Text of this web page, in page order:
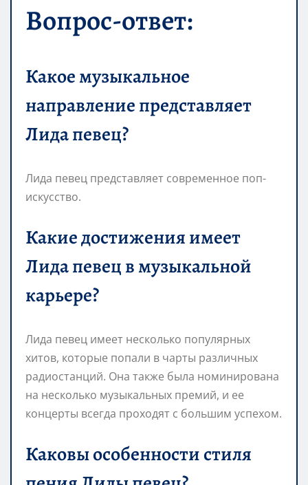
Вопрос-ответ:
Какое музыкальное
направление представляет
Лида певец?
Лида певец представляет современное поп-
искусство.
Какие достижения имеет
Лида певец в музыкальной
карьере?
Лида певец имеет несколько популярных
хитов, которые попали в чарты различных
радиостанций. Она также была номинирована
на несколько музыкальных премий, и ее
концерты всегда проходят с большим успехом.
Каковы особенности стиля